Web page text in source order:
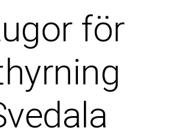
för